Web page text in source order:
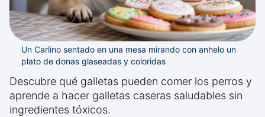
Un Carlino sentado en una mesa mirando con anhelo un
plato de donas glaseadas y coloridas
Descubre qué galletas pueden comer los perros y
aprende a hacer galletas caseras saludables sin
ingredientes tóxicos.